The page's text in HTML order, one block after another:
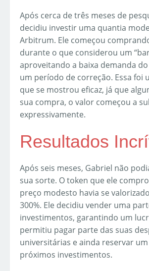
Após cerca de três meses de
decidiu investir uma quantia
Arbitrum. Ele começou
durante o que considerou um
aproveitando a baixa demanda
um período de correção. Essa foi
que se mostrou eficaz, já que
sua compra, o valor começou a
expressivamente.
Resultados
Após seis meses, Gabriel não
sua sorte. O token que ele
preço modesto havia se
300%. Ele decidiu vender uma
investimentos, garantindo um
permitiu pagar parte das suas
universitárias e ainda reservar
próximos investimentos.